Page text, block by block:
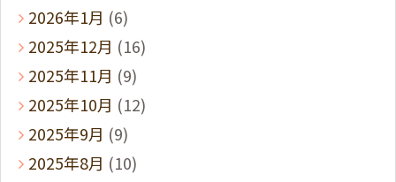
2026年1月 (6)
2025年12月 (16)
2025年11月 (9)
2025年10月 (12)
2025年9月 (9)
2025年8月 (10)